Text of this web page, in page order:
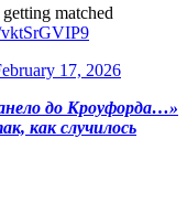
matched
17, 2026
до Кроуфорда…»
как случилось